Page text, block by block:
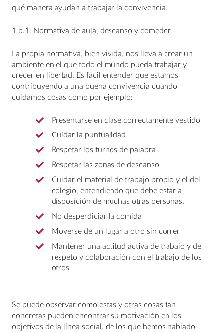
qué manera ayudan a trabajar la convivencia.
1.b.1. Normativa de aula, descanso y comedor
La propia normativa, bien vivida, nos lleva a crear un
ambiente en el que todo el mundo pueda trabajar y
crecer en libertad. Es fácil entender que estamos
contribuyendo a una buena convivencia cuando
cuidamos cosas como por ejemplo:
Presentarse en clase correctamente vestido
Cuidar la puntualidad
Respetar los turnos de palabra
Respetar las zonas de descanso
Cuidar el material de trabajo propio y el del
colegio, entendiendo que debe estar a
disposición de muchas otras personas.
No desperdiciar la comida
Moverse de un lugar a otro sin correr
Mantener una actitud activa de trabajo y de
respeto y colaboración con el trabajo de los
otros
Se puede observar como estas y otras cosas tan
concretas pueden encontrar su motivación en los
objetivos de la línea social, de los que hemos hablado